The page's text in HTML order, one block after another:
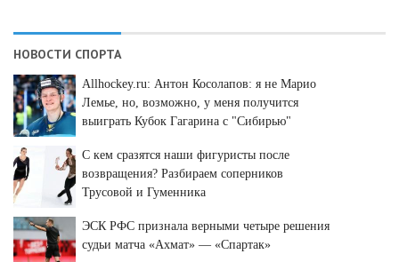
НОВОСТИ СПОРТА
Allhockey.ru: Антон Косолапов: я не Марио
Лемье, но, возможно, у меня получится
выиграть Кубок Гагарина с "Сибирью"
С кем сразятся наши фигуристы после
возвращения? Разбираем соперников
Трусовой и Гуменника
ЭСК РФС признала верными четыре решения
судьи матча «Ахмат» — «Спартак»